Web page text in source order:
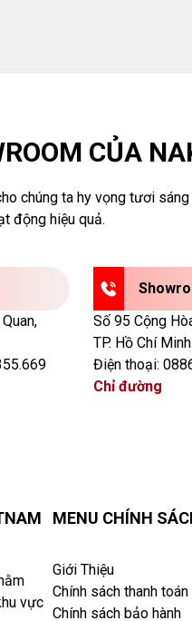
CỦA
chúng ta hy vọng tươi
động hiệu quả.
Số 95 Cộng
TP. Hồ Chí Minh.
Điện thoại:
Chỉ đường
vực
MENU CHÍNH
Giới Thiệu
Chính sách thanh toán
Chính sách bảo hành